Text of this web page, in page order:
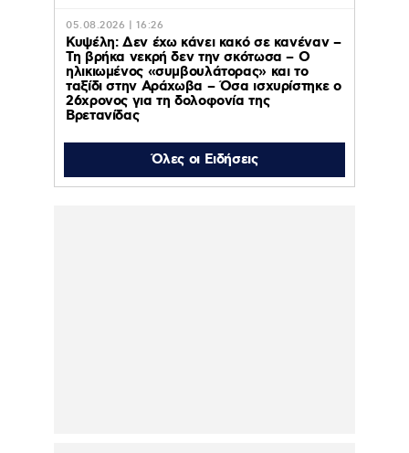
05.08.2026 | 16:26
Κυψέλη: Δεν έχω κάνει κακό σε κανέναν –
Τη βρήκα νεκρή δεν την σκότωσα – Ο
ηλικιωμένος «συμβουλάτορας» και το
ταξίδι στην Αράχωβα – Όσα ισχυρίστηκε ο
26χρονος για τη δολοφονία της
Βρετανίδας
05.08.2026 | 15:56
Δυτική Αττική: Έχασε το 64% των δασών
της μέσα σε μία δεκαετία – Τα στοιχεία
Όλες οι Ειδήσεις